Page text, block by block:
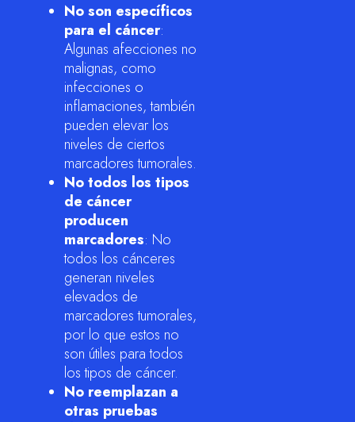
No son específicos
para el cáncer:
Algunas afecciones no
malignas, como
infecciones o
inflamaciones, también
pueden elevar los
niveles de ciertos
marcadores tumorales.
No todos los tipos
de cáncer
producen
marcadores: No
todos los cánceres
generan niveles
elevados de
marcadores tumorales,
por lo que estos no
son útiles para todos
los tipos de cáncer.
No reemplazan a
otras pruebas